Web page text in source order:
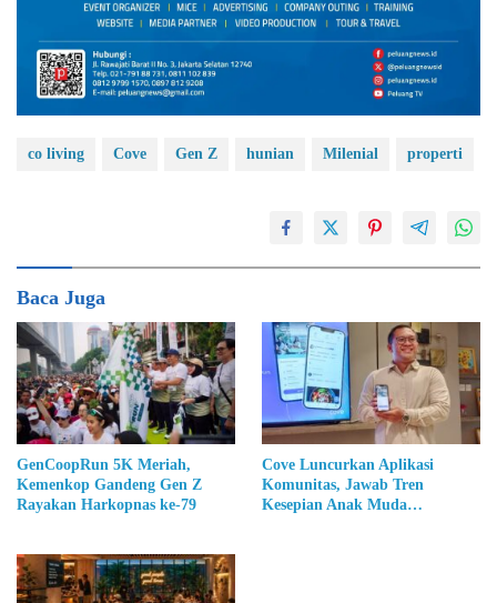
co living Cove Gen Z hunian Milenial properti
Baca Juga
GenCoopRun 5K Meriah,
Kemenkop Gandeng Gen Z
Rayakan Harkopnas ke-79
Cove Luncurkan Aplikasi
Komunitas, Jawab Tren
Kesepian Anak Muda